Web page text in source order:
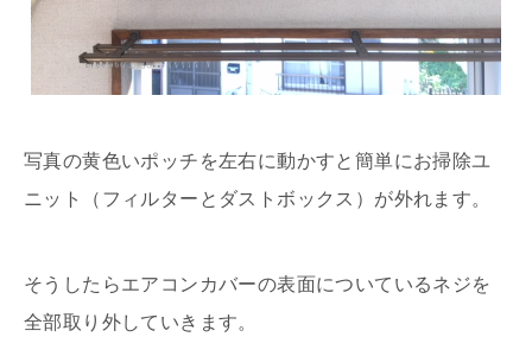
写真の黄色いポッチを左右に動かすと簡単にお掃除ユ
ニット（フィルターとダストボックス）が外れます。
そうしたらエアコンカバーの表面についているネジを
全部取り外していきます。